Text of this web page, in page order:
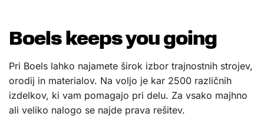
Boels keeps you going
Pri Boels lahko najamete širok izbor trajnostnih strojev,
orodij in materialov. Na voljo je kar 2500 različnih
izdelkov, ki vam pomagajo pri delu. Za vsako majhno
ali veliko nalogo se najde prava rešitev.